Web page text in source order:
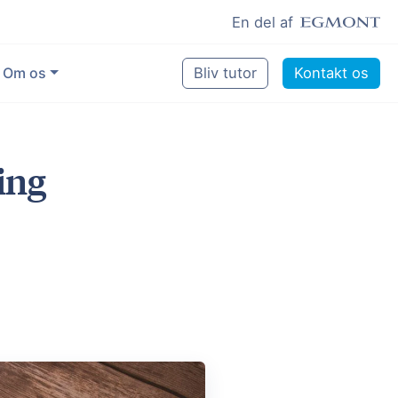
En del af
Om os Bliv tutor Kontakt os